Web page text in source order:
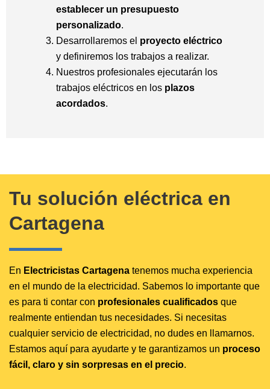
establecer un presupuesto
personalizado.
Desarrollaremos el proyecto eléctrico
y definiremos los trabajos a realizar.
Nuestros profesionales ejecutarán los
trabajos eléctricos en los plazos
acordados.
Tu solución eléctrica en
Cartagena
En Electricistas Cartagena tenemos mucha experiencia
en el mundo de la electricidad. Sabemos lo importante que
es para ti contar con profesionales cualificados que
realmente entiendan tus necesidades. Si necesitas
cualquier servicio de electricidad, no dudes en llamarnos.
Estamos aquí para ayudarte y te garantizamos un proceso
fácil, claro y sin sorpresas en el precio.